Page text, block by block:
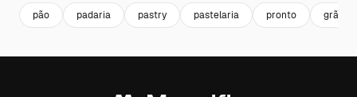
pão padaria pastry pastelaria pronto grãos